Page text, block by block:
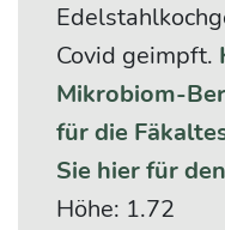
Covid geimpft.
Mikrobiom-
für die
Sie hier für
Höhe: 1.72